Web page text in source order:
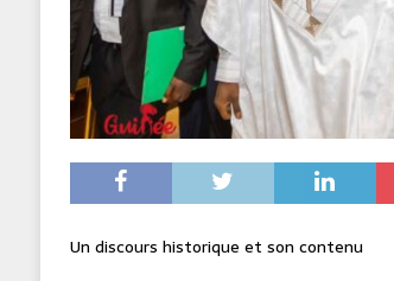
Un discours historique et son contenu